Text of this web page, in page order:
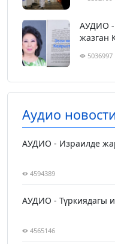
АУДИО -
жазган
5036997
Аудио
АУДИО - Израилде
4594389
АУДИО - Түркиядагы
4565146